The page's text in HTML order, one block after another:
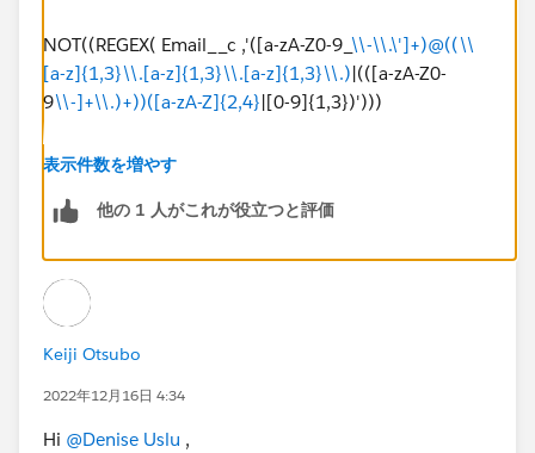
NOT((REGEX( Email__c ,'([a-zA-Z0-9_ \\-\\.\']+)@((\\
[a-z]{1,3}\\.[a-z]{1,3}\\.[a-z]{1,3}\\.)|(([a-zA-Z0-
9\\-]+\\.)+))([a-zA-Z]{2,4}|[0-9]{1,3})')))
Really apprriciate
表示件数を増やす
他の 1 人がこれが役立つと評価
Keiji Otsubo
2022年12月16日 4:34
Hi @Denise Uslu ,